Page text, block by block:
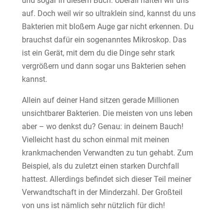
auf. Doch weil wir so ultraklein sind, kannst du uns
Bakterien mit bloßem Auge gar nicht erkennen. Du
brauchst dafür ein sogenanntes Mikroskop. Das
ist ein Gerät, mit dem du die Dinge sehr stark
vergrößern und dann sogar uns Bakterien sehen
kannst.
Allein auf deiner Hand sitzen gerade Millionen
unsichtbarer Bakterien. Die meisten von uns leben
aber – wo denkst du? Genau: in deinem Bauch!
Vielleicht hast du schon einmal mit meinen
krankmachenden Verwandten zu tun gehabt. Zum
Beispiel, als du zuletzt einen starken Durchfall
hattest. Allerdings befindet sich dieser Teil meiner
Verwandtschaft in der Minderzahl. Der Großteil
von uns ist nämlich sehr nützlich für dich!